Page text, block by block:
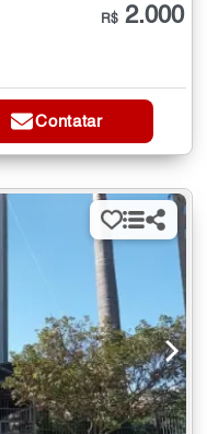
R$ 2.000
Contatar